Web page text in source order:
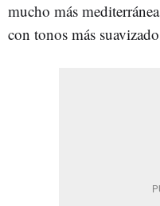
mucho más
con tonos más